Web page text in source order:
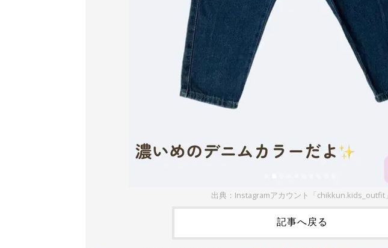
出典：Instagramアカウント「chikkun.kids_outfit」
記事へ戻る